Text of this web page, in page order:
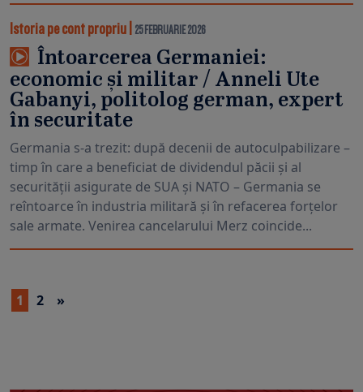
Istoria pe cont propriu 25 FEBRUARIE 2026
Întoarcerea Germaniei:
economic și militar / Anneli Ute
Gabanyi, politolog german, expert
în securitate
Germania s-a trezit: după decenii de autoculpabilizare –
timp în care a beneficiat de dividendul păcii și al
securității asigurate de SUA și NATO – Germania se
reîntoarce în industria militară și în refacerea forțelor
sale armate. Venirea cancelarului Merz coincide...
1 2 »